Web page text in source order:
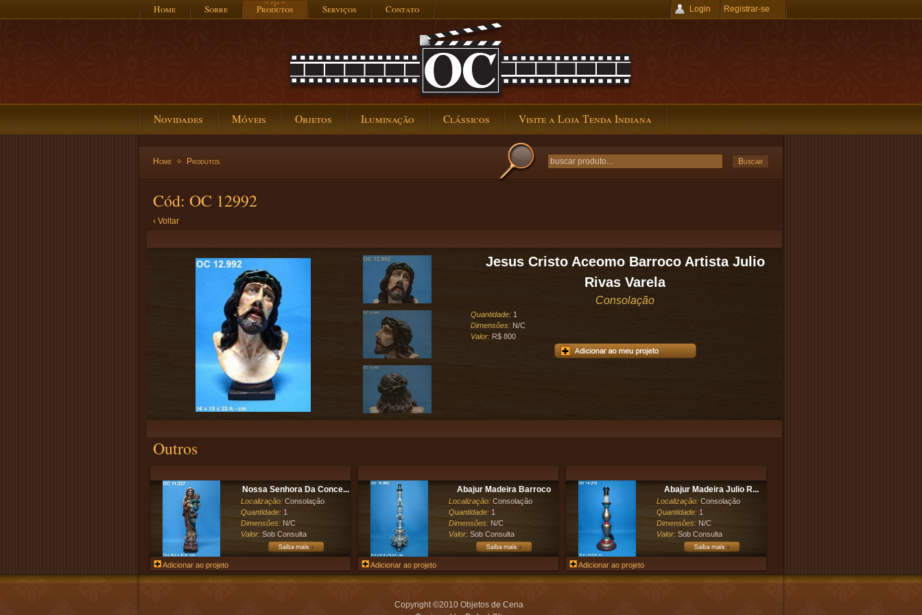
Home Sobre Produtos Serviços Contato Login Registrar-se
Novidades Móveis Objetos Iluminação Clássicos Visite a Loja Tenda Indiana
Home Produtos
Cód: OC 12992
‹ Voltar
Jesus Cristo Aceomo Barroco Artista Julio
Rivas Varela
Consolação
Quantidade: 1
Dimensões: N/C
Valor: R$ 800
Outros
Nossa Senhora Da Conce...
Localização: Consolação
Quantidade: 1
Dimensões: N/C
Valor: Sob Consulta
Adicionar ao projeto
Abajur Madeira Barroco
Localização: Consolação
Quantidade: 1
Dimensões: N/C
Valor: Sob Consulta
Adicionar ao projeto
Abajur Madeira Julio R...
Localização: Consolação
Quantidade: 1
Dimensões: N/C
Valor: Sob Consulta
Adicionar ao projeto
Copyright ©2010 Objetos de Cena